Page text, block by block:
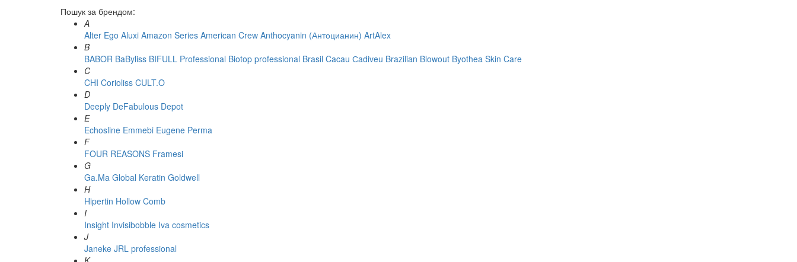
Пошук за брендом:
A
Alter Ego Aluxi Amazon Series American Crew Anthocyanin (Антоцианин) ArtAlex
B
BABOR BaByliss BIFULL Professional Biotop professional Brasil Cacau Сadiveu Brazilian Blowout Byothea Skin Care
C
CHI Corioliss CULT.O
D
Deeply DeFabulous Depot
E
Echosline Emmebi Eugene Perma
F
FOUR REASONS Framesi
G
Ga.Ma Global Keratin Goldwell
H
Hipertin Hollow Comb
I
Insight Invisibobble Iva cosmetics
J
Janeke JRL professional